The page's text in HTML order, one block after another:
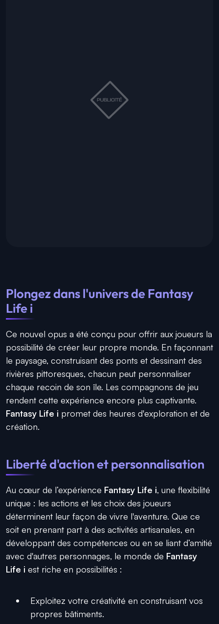
Plongez dans l'univers de Fantasy
Life i
Ce nouvel opus a été conçu pour offrir aux joueurs la
possibilité de créer leur propre monde. En façonnant
le paysage, construisant des ponts et dessinant des
rivières pittoresques, chacun peut personnaliser
chaque recoin de son île. Les compagnons de jeu
rendent cette expérience encore plus captivante.
Fantasy Life i promet des heures d'exploration et de
création.
Liberté d'action et personnalisation
Au cœur de l’expérience Fantasy Life i, une flexibilité
unique : les actions et les choix des joueurs
déterminent leur façon de vivre l'aventure. Que ce
soit en prenant part à des activités artisanales, en
développant des compétences ou en se liant d’amitié
avec d'autres personnages, le monde de Fantasy
Life i est riche en possibilités :
Exploitez votre créativité en construisant vos
propres bâtiments.